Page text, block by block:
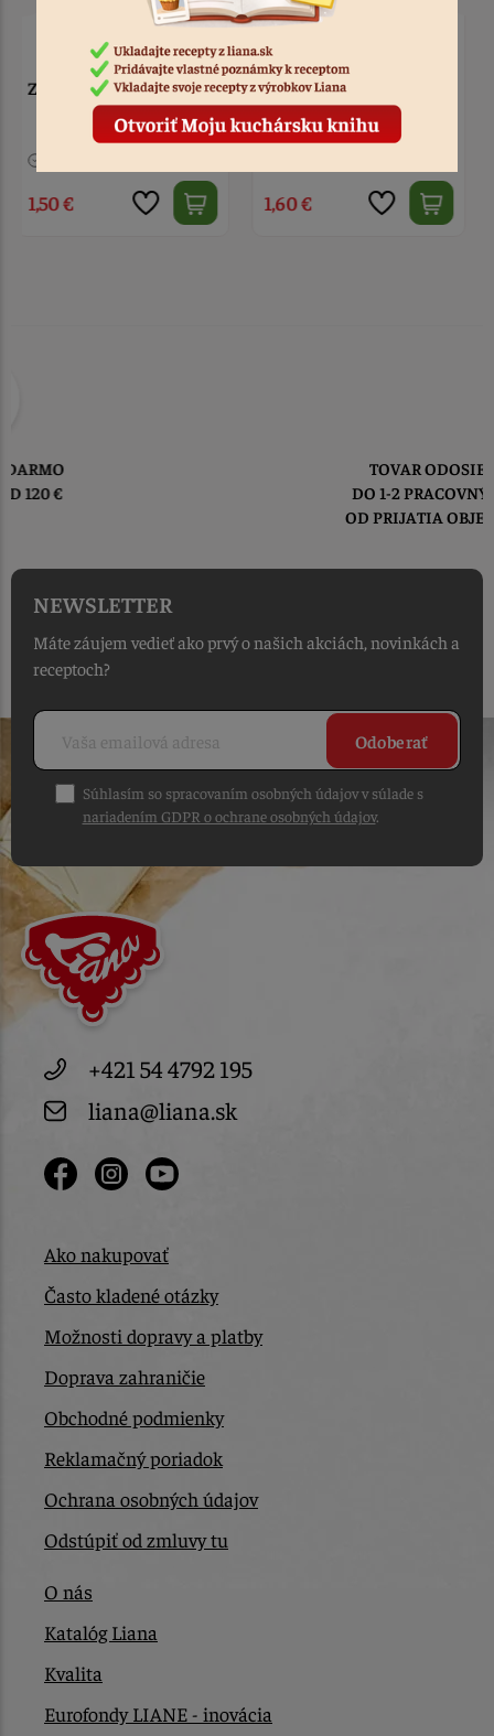
Zápich - Happy Birthday,
1,60 €
Zápich - Happy 30 zlatý
1,80 €
OD PRIJATIA OBJEDNÁVKY
NEWSLETTER
Máte záujem vedieť ako prvý o našich akciách, novinkách a
receptoch?
Odoberať
Súhlasím so spracovaním osobných údajov v súlade s
nariadením GDPR o ochrane osobných údajov.
+421 54 4792 195
liana@liana.sk
Ako nakupovať
Často kladené otázky
Možnosti dopravy a platby
Doprava zahraničie
Obchodné podmienky
Reklamačný poriadok
Ochrana osobných údajov
Odstúpiť od zmluvy tu
O nás
Katalóg Liana
Kvalita
Eurofondy LIANE - inovácia